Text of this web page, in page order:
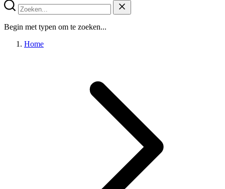
Begin met typen om te zoeken...
Home